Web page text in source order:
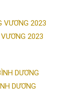
2023
DƯƠNG